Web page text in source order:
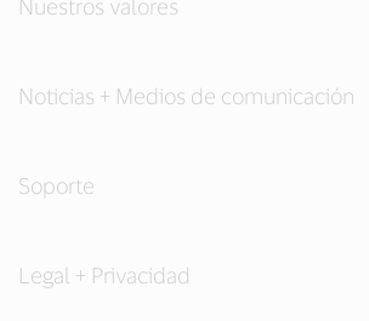
Nuestros valores
Noticias + Medios de comunicación
Soporte
Legal + Privacidad